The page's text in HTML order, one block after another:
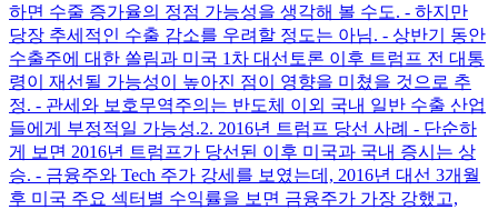
하면 수줄 증가율의 정점 가능성을 생각해 볼 수도. - 하지만
당장 추세적인 수출 감소를 우려할 정도는 아님. - 상반기 동안
수출주에 대한 쏠림과 미국 1차 대선토론 이후 트럼프 전 대통
령이 재선될 가능성이 높아진 점이 영향을 미쳤을 것으로 추
정. - 관세와 보호무역주의는 반도체 이외 국내 일반 수출 산업
들에게 부정적일 가능성. ​ 2. 2016년 트럼프 당선 사례 - 단순하
게 보면 2016년 트럼프가 당선된 이후 미국과 국내 증시는 상
승. - 금융주와 Tech 주가 강세를 보였는데, 2016년 대선 3개월
후 미국 주요 섹터별 수익률을 보면 금융주가 가장 강했고,